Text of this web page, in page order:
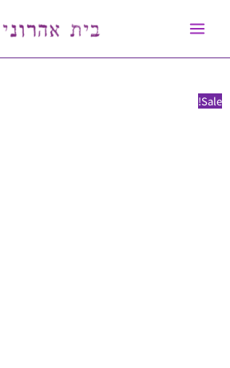
Sale!